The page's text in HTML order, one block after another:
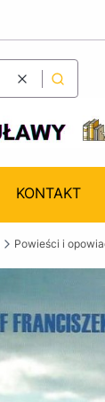
WyczyśćSzukaj
KONTAKT
Powieści i